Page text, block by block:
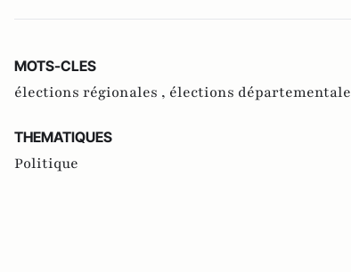
MOTS-CLES
élections régionales , élections
THEMATIQUES
Politique